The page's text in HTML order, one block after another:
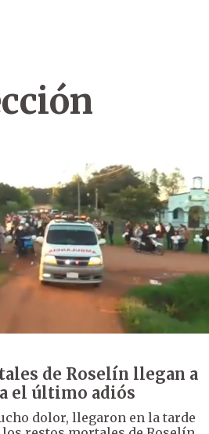
de Roselín llegan a
el último adiós
dolor, llegaron en la tarde